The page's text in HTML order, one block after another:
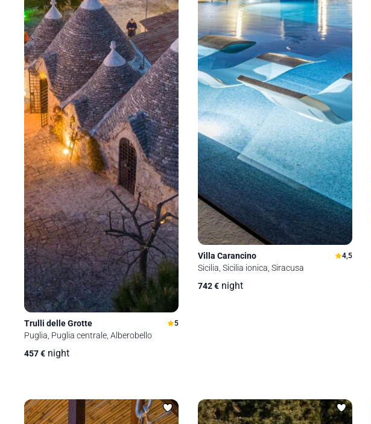
Trulli delle Grotte 5
Puglia, Puglia centrale, Alberobello
457€ night
Villa Carancino 4,5
Sicilia, Sicilia ionica, Siracusa
742€ night